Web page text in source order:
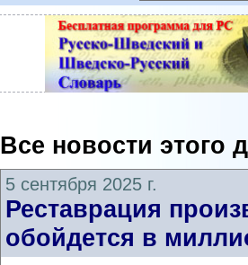
Все новости этого
5 сентября 2025 г.
Реставрация
обойдется в